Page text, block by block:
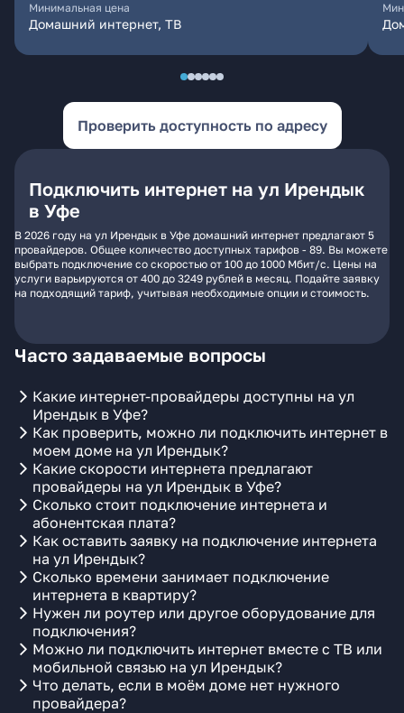
Минимальная цена
Домашний интернет, ТВ
Проверить доступность по адресу
Подключить интернет на ул Ирендык
в Уфе
В 2026 году на ул Ирендык в Уфе домашний интернет предлагают 5
провайдеров. Общее количество доступных тарифов - 89. Вы можете
выбрать подключение со скоростью от 100 до 1000 Мбит/с. Цены на
услуги варьируются от 400 до 3249 рублей в месяц. Подайте заявку
на подходящий тариф, учитывая необходимые опции и стоимость.
Часто задаваемые вопросы
Какие интернет-провайдеры доступны на ул
Ирендык в Уфе?
Как проверить, можно ли подключить интернет в
моем доме на ул Ирендык?
Какие скорости интернета предлагают
провайдеры на ул Ирендык в Уфе?
Сколько стоит подключение интернета и
абонентская плата?
Как оставить заявку на подключение интернета
на ул Ирендык?
Сколько времени занимает подключение
интернета в квартиру?
Нужен ли роутер или другое оборудование для
подключения?
Можно ли подключить интернет вместе с ТВ или
мобильной связью на ул Ирендык?
Что делать, если в моём доме нет нужного
провайдера?